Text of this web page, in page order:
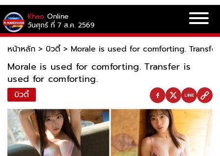
Khao Online
วันศุกร์ ที่ 7 ส.ค. 2569
หน้าหลัก > บิวตี้ > Morale is used for comforting.
Morale is used for comforting. Transfer is
used for comforting.
บิวตี้